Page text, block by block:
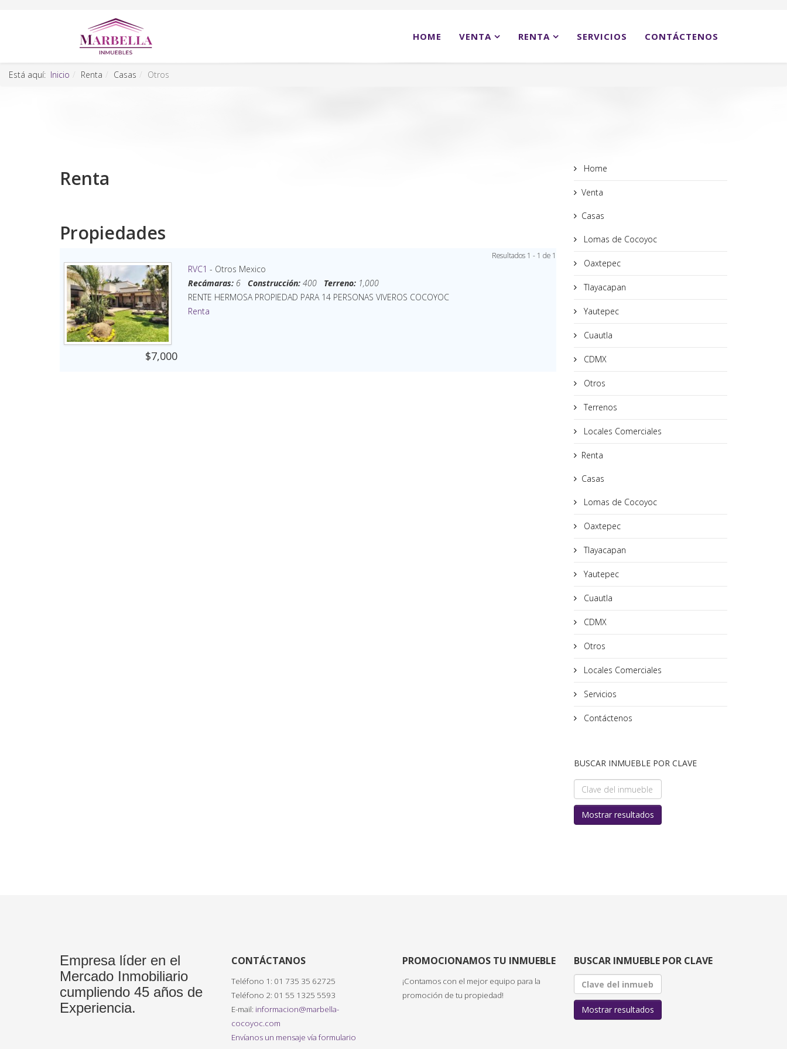
HOME VENTA RENTA SERVICIOS CONTÁCTENOS
Está aquí: Inicio Renta Casas Otros
Renta
Propiedades
Resultados 1 - 1 de 1
$7,000
RVC1 - Otros Mexico
Recámaras:6 Construcción:400 Terreno:1,000
RENTE HERMOSA PROPIEDAD PARA 14 PERSONAS VIVEROS COCOYOC
Renta
Home
Venta
Casas
Lomas de Cocoyoc
Oaxtepec
Tlayacapan
Yautepec
Cuautla
CDMX
Otros
Terrenos
Locales Comerciales
Renta
Casas
Lomas de Cocoyoc
Oaxtepec
Tlayacapan
Yautepec
Cuautla
CDMX
Otros
Locales Comerciales
Servicios
Contáctenos
BUSCAR INMUEBLE POR CLAVE
Mostrar resultados
Empresa líder en el
Mercado Inmobiliario
cumpliendo 45 años de
Experiencia.
CONTÁCTANOS
Teléfono 1: 01 735 35 62725
Teléfono 2: 01 55 1325 5593
E-mail: informacion@marbella-
cocoyoc.com
Envíanos un mensaje vía formulario
PROMOCIONAMOS TU INMUEBLE
¡Contamos con el mejor equipo para la
promoción de tu propiedad!
BUSCAR INMUEBLE POR CLAVE
Mostrar resultados